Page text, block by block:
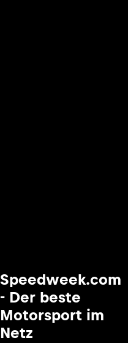
Speedweek.com
- Der beste
Motorsport im
Netz